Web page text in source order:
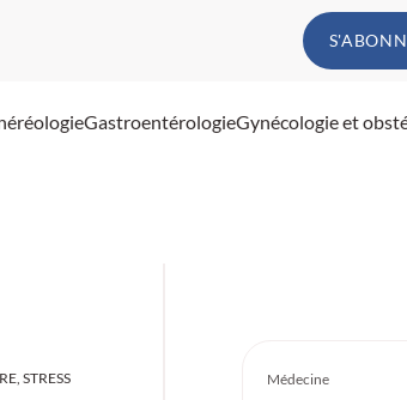
GastroentérologieGynécologie et
STRESS
Médecine